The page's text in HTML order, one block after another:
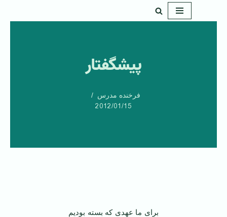
پیشگفتار
فرخنده مدرس
2012/01/15
برای ما عهدی که بسته بودیم